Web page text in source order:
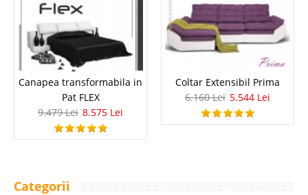
Canapea transformabila in
Pat FLEX
9.479 Lei 8.575 Lei
Coltar Extensibil Prima
6.160 Lei 5.544 Lei
Categorii